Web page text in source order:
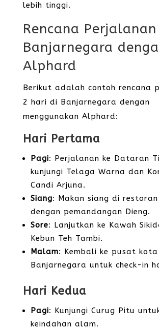
lebih tinggi.
Rencana
Banjarnegara
Alphard
Berikut adalah contoh rencana
2 hari di Banjarnegara dengan
menggunakan Alphard:
Hari Pertama
Pagi: Perjalanan ke Dataran
kunjungi Telaga Warna dan
Candi Arjuna.
Siang: Makan siang di
dengan pemandangan Dieng.
Sore: Lanjutkan ke Kawah
Kebun Teh Tambi.
Malam: Kembali ke pusat kota
Banjarnegara untuk check-in
Hari Kedua
Pagi: Kunjungi Curug Pitu
keindahan alam.